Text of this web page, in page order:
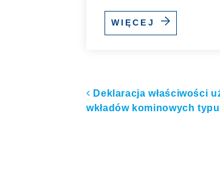
WIĘCEJ
Nawigacja
Deklaracja właściwości
wkładów kominowych